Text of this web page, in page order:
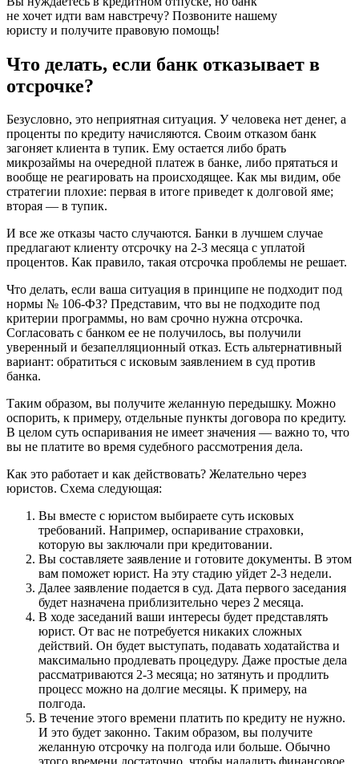
не хочет идти вам навстречу? Позвоните нашему
юристу и получите правовую помощь!
Что делать, если банк отказывает в
отсрочке?
Безусловно, это неприятная ситуация. У человека нет денег, а
проценты по кредиту начисляются. Своим отказом банк
загоняет клиента в тупик. Ему остается либо брать
микрозаймы на очередной платеж в банке, либо прятаться и
вообще не реагировать на происходящее. Как мы видим, обе
стратегии плохие: первая в итоге приведет к долговой яме;
вторая — в тупик.
И все же отказы часто случаются. Банки в лучшем случае
предлагают клиенту отсрочку на 2-3 месяца с уплатой
процентов. Как правило, такая отсрочка проблемы не решает.
Что делать, если ваша ситуация в принципе не подходит под
нормы № 106-ФЗ? Представим, что вы не подходите под
критерии программы, но вам срочно нужна отсрочка.
Согласовать с банком ее не получилось, вы получили
уверенный и безапелляционный отказ. Есть альтернативный
вариант: обратиться с исковым заявлением в суд против
банка.
Таким образом, вы получите желанную передышку. Можно
оспорить, к примеру, отдельные пункты договора по кредиту.
В целом суть оспаривания не имеет значения — важно то, что
вы не платите во время судебного рассмотрения дела.
Как это работает и как действовать? Желательно через
юристов. Схема следующая:
Вы вместе с юристом выбираете суть исковых
требований. Например, оспаривание страховки,
которую вы заключали при кредитовании.
Вы составляете заявление и готовите документы. В этом
вам поможет юрист. На эту стадию уйдет 2-3 недели.
Далее заявление подается в суд. Дата первого заседания
будет назначена приблизительно через 2 месяца.
В ходе заседаний ваши интересы будет представлять
юрист. От вас не потребуется никаких сложных
действий. Он будет выступать, подавать ходатайства и
максимально продлевать процедуру. Даже простые дела
рассматриваются 2-3 месяца; но затянуть и продлить
процесс можно на долгие месяцы. К примеру, на
полгода.
В течение этого времени платить по кредиту не нужно.
И это будет законно. Таким образом, вы получите
желанную отсрочку на полгода или больше. Обычно